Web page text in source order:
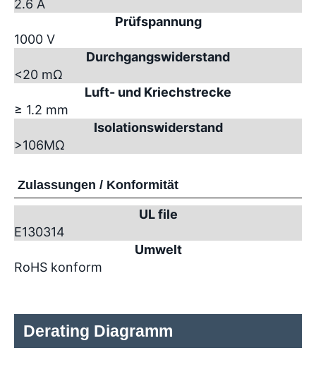
2.6 A
Prüfspannung
1000 V
Durchgangswiderstand
<20 mΩ
Luft- und Kriechstrecke
≥ 1.2 mm
Isolationswiderstand
>106MΩ
Zulassungen / Konformität
UL file
E130314
Umwelt
RoHS konform
Derating Diagramm